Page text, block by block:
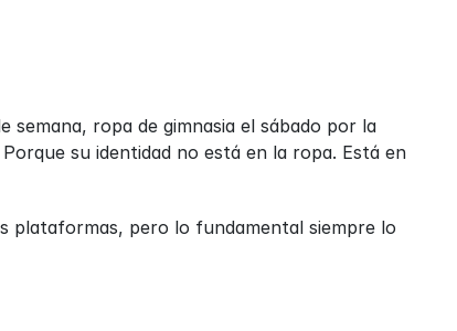
ropa de gimnasia el sábado por la
su identidad no está en la ropa. Está en
plataformas, pero lo fundamental siempre lo